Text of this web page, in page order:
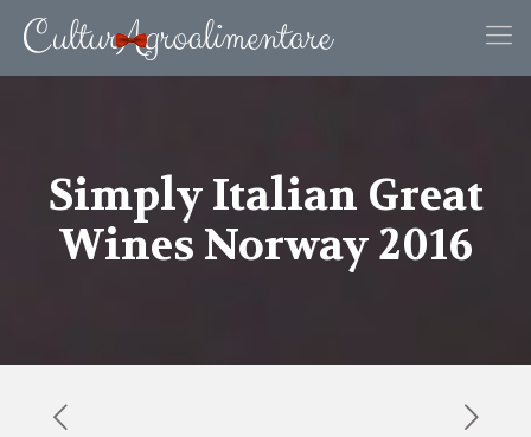
Simply Italian Great
Wines Norway 2016